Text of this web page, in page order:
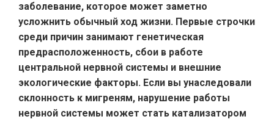
заболевание, которое может заметно
усложнить обычный ход жизни. Первые строчки
среди причин занимают генетическая
предрасположенность, сбои в работе
центральной нервной системы и внешние
экологические факторы. Если вы унаследовали
склонность к мигреням, нарушение работы
нервной системы может стать катализатором